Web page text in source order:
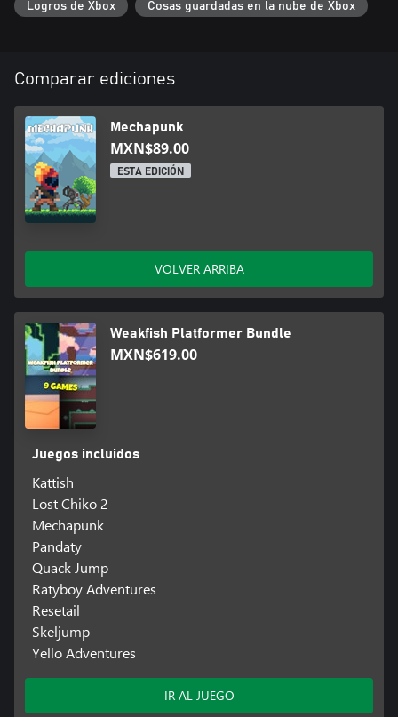
Logros de Xbox Cosas guardadas en la nube de Xbox
Comparar ediciones
Mechapunk
MXN$89.00
ESTA EDICIÓN
VOLVER ARRIBA
Weakfish Platformer Bundle
MXN$619.00
Juegos incluidos
Kattish
Lost Chiko 2
Mechapunk
Pandaty
Quack Jump
Ratyboy Adventures
Resetail
Skeljump
Yello Adventures
IR AL JUEGO